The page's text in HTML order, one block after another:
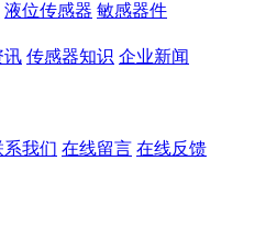
液位传感器 敏感器件
讯 传感器知识 企业新闻
系我们 在线留言 在线反馈